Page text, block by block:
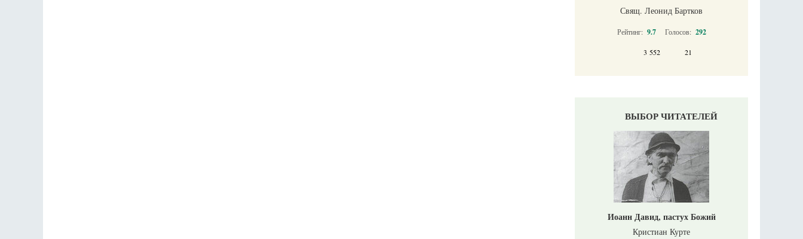
Свящ. Леонид Бартков
Рейтинг: 9.7 Голосов: 292
3 552 21
ВЫБОР ЧИТАТЕЛЕЙ
Иоанн Давид, пастух Божий
Кристиан Курте